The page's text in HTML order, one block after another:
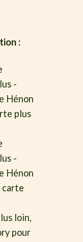
:
-
Hénon
plus
-
Hénon
carte
loin,
pour